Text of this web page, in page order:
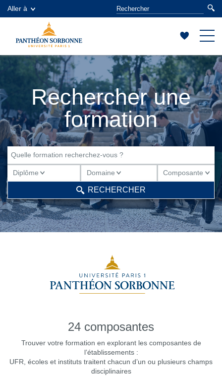
Aller à
Rechercher une
formation
Diplôme
Diplôme Domaine
Domaine Composante
Composante
RECHERCHER
24 composantes
Trouver votre formation en explorant les composantes de
l’établissements :
UFR, écoles et instituts traitent chacun d’un ou plusieurs champs
disciplinaires